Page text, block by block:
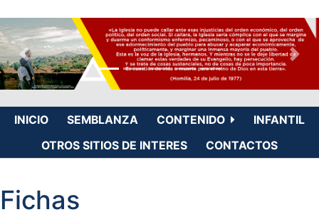
INICIO SEMBLANZA CONTENIDO
INFANTIL
OTROS SITIOS DE INTERES
CONTACTOS
Fichas